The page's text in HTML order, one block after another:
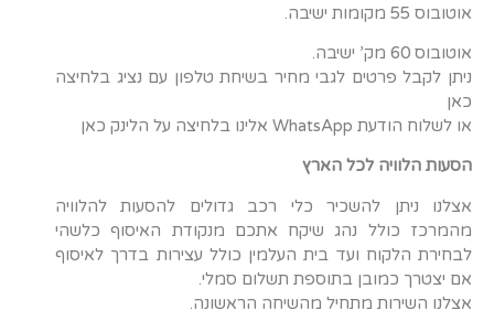
אוטובוס 55 מקומות ישיבה.
אוטובוס 60 מק’ ישיבה.
ניתן לקבל פרטים לגבי מחיר בשיחת טלפון עם נציג בלחיצה
כאן
או לשלוח הודעת WhatsApp אלינו בלחיצה על הלינק כאן
הסעות הלוויה לכל הארץ
אצלנו ניתן להשכיר כלי רכב גדולים להסעות להלוויה
מהמרכז כולל נהג שיקח אתכם מנקודת האיסוף כלשהי
לבחירת הלקוח ועד בית העלמין כולל עצירות בדרך לאיסוף
אם יצטרך כמובן בתוספת תשלום סמלי.
אצלנו השירות מתחיל מהשיחה הראשונה.